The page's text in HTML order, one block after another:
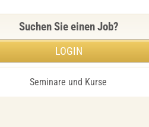
Seminare und Kurse
Suchen Sie einen Job?
LOGIN